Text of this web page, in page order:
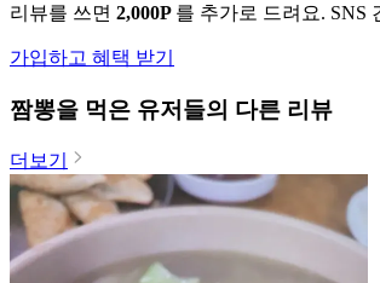
리뷰를 쓰면 2,000P 를 추가로 드려요. SNS
가입하고 혜택 받기
짬뽕을 먹은 유저들의 다른 리뷰
더보기